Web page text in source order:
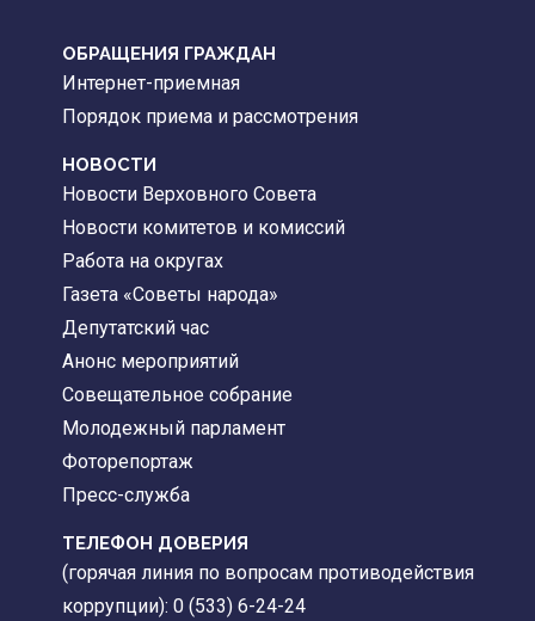
ОБРАЩЕНИЯ ГРАЖДАН
Интернет-приемная
Порядок приема и рассмотрения
НОВОСТИ
Новости Верховного Совета
Новости комитетов и комиссий
Работа на округах
Газета «Советы народа»
Депутатский час
Анонс мероприятий
Совещательное собрание
Молодежный парламент
Фоторепортаж
Пресс-служба
ТЕЛЕФОН ДОВЕРИЯ
(горячая линия по вопросам противодействия
коррупции): 0 (533) 6-24-24